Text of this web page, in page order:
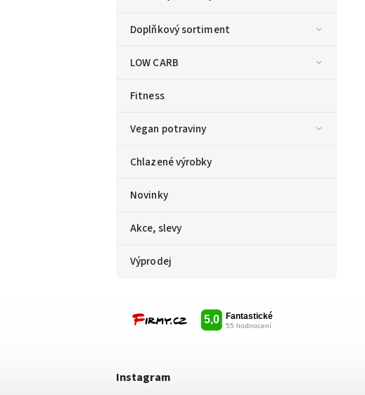
Doplňkový sortiment
LOW CARB
Fitness
Vegan potraviny
Chlazené výrobky
Novinky
Akce, slevy
Výprodej
Instagram